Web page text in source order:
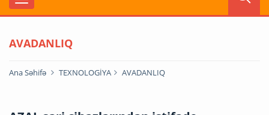
AVADANLIQ
Ana Səhifə TEXNOLOGİYA AVADANLIQ